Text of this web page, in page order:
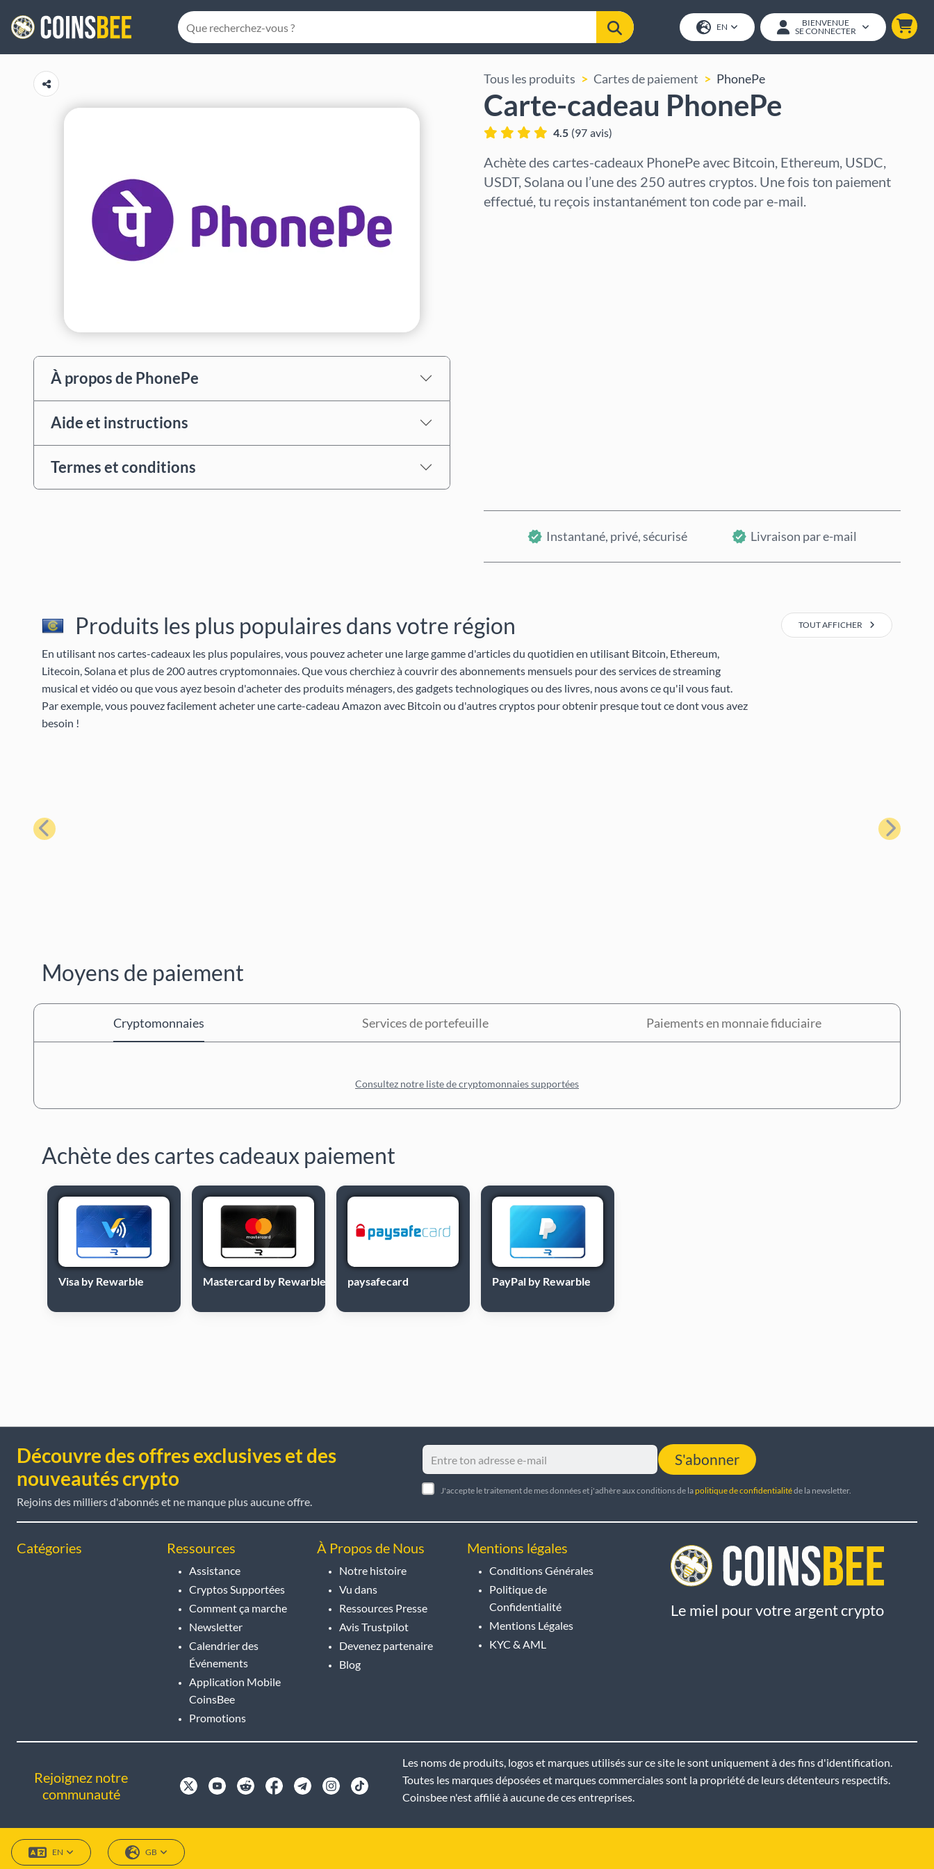
EN
BIENVENUE
SE CONNECTER
À propos de PhonePe
Aide et instructions
Termes et conditions
Tous les produits Cartes de paiement PhonePe
Carte-cadeau PhonePe
4.5 (97 avis)
Achète des cartes-cadeaux PhonePe avec Bitcoin, Ethereum, USDC,
USDT, Solana ou l’une des 250 autres cryptos. Une fois ton paiement
effectué, tu reçois instantanément ton code par e-mail.
Instantané, privé, sécurisé Livraison par e-mail
Produits les plus populaires dans votre région
En utilisant nos cartes-cadeaux les plus populaires, vous pouvez acheter une large gamme d'articles du quotidien en utilisant Bitcoin, Ethereum,
Litecoin, Solana et plus de 200 autres cryptomonnaies. Que vous cherchiez à couvrir des abonnements mensuels pour des services de streaming
musical et vidéo ou que vous ayez besoin d'acheter des produits ménagers, des gadgets technologiques ou des livres, nous avons ce qu'il vous faut.
Par exemple, vous pouvez facilement acheter une carte-cadeau Amazon avec Bitcoin ou d'autres cryptos pour obtenir presque tout ce dont vous avez
besoin !
TOUT AFFICHER
Précédent Suivant
Moyens de paiement
Cryptomonnaies Services de portefeuille Paiements en monnaie fiduciaire
Consultez notre liste de cryptomonnaies supportées
Achète des cartes cadeaux paiement
Visa by Rewarble Mastercard by Rewarble paysafecard PayPal by Rewarble
Découvre des offres exclusives et des
nouveautés crypto
Rejoins des milliers d'abonnés et ne manque plus aucune offre.
S'abonner
J'accepte le traitement de mes données et j'adhère aux conditions de lapolitique de confidentialitéde la newsletter.
Catégories Ressources
Assistance
Cryptos Supportées
Comment ça marche
Newsletter
Calendrier des
Événements
Application Mobile
CoinsBee
Promotions
À Propos de Nous
Notre histoire
Vu dans
Ressources Presse
Avis Trustpilot
Devenez partenaire
Blog
Mentions légales
Conditions Générales
Politique de
Confidentialité
Mentions Légales
KYC & AML
Le miel pour votre argent crypto
Rejoignez notre
communauté
Les noms de produits, logos et marques utilisés sur ce site le sont uniquement à des fins d'identification.
Toutes les marques déposées et marques commerciales sont la propriété de leurs détenteurs respectifs.
Coinsbee n'est affilié à aucune de ces entreprises.
EN GB